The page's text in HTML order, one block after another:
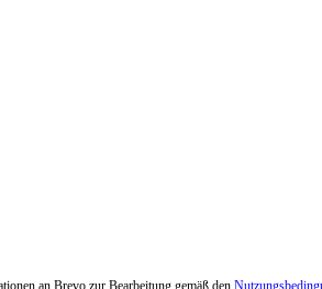
an Brevo zur Bearbeitung gemäß den